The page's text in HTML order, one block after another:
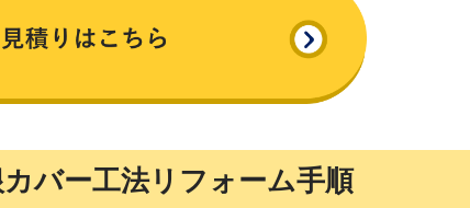
バー工法リフォーム手順